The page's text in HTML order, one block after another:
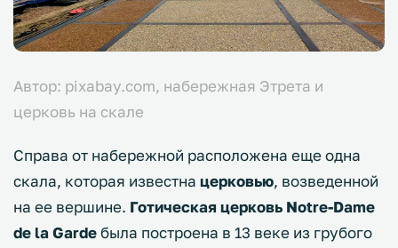
Автор: pixabay.com, набережная Этрета и
церковь на скале
Справа от набережной расположена еще одна
скала, которая известна церковью, возведенной
на ее вершине. Готическая церковь Notre-Dame
de la Gardeбыла построена в 13 веке из грубого